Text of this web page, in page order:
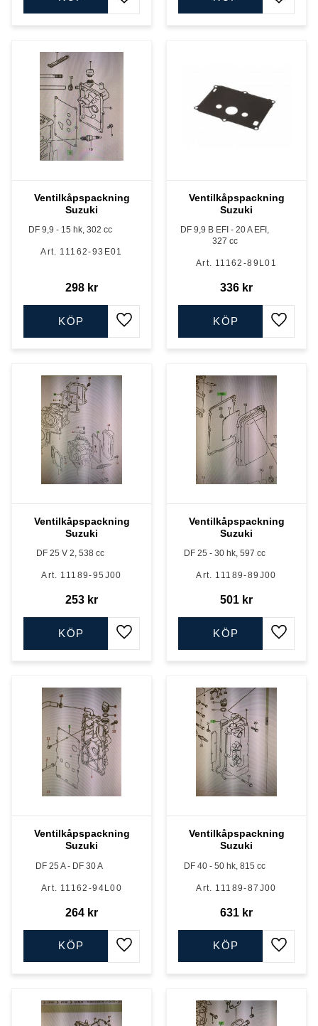
Lägg till i favoriter Lägg
Ventilkåpspackning
Suzuki
DF 9,9 - 15 hk, 302 cc
11162-93E01
298 kr
Lägg till i favoriter
KÖP
Ventilkåpspackning
Suzuki
DF 9,9 B EFI - 20 A EFI,
327 cc
11162-89L01
336 kr
Lägg
KÖP
Ventilkåpspackning
Suzuki
DF 25 V 2, 538 cc
11189-95J00
253 kr
Lägg till i favoriter
KÖP
Ventilkåpspackning
Suzuki
DF 25 - 30 hk, 597 cc
11189-89J00
501 kr
Lägg
KÖP
Ventilkåpspackning
Suzuki
DF 25 A - DF 30 A
11162-94L00
264 kr
Lägg till i favoriter
KÖP
Ventilkåpspackning
Suzuki
DF 40 - 50 hk, 815 cc
11189-87J00
631 kr
Lägg
KÖP